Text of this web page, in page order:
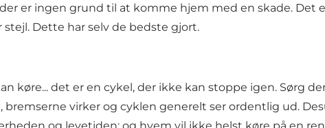
er ingen grund til at komme hjem med en skade. Det
Dette har selv de bedste gjort.
køre... det er en cykel, der ikke kan stoppe igen. Sørg
virker og cyklen generelt ser ordentlig ud.